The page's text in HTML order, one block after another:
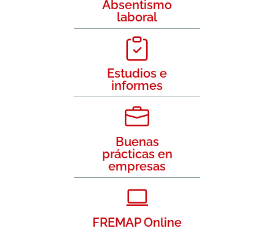
Absentismo
laboral
Estudios e
informes
Buenas
prácticas en
empresas
FREMAP Online